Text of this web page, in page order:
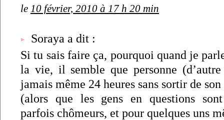
le 10 février, 2010 à 17 h 20 min
Soraya a dit :
Si tu sais faire ça, pourquoi quand je
la vie, il semble que personne
jamais même 24 heures sans sortir de
(alors que les gens en questions
parfois chômeurs, et pour quelques uns